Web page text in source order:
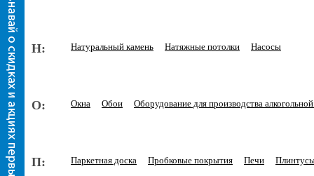
Н: Натуральный камень Натяжные потолки Насосы
О: Окна Обои Оборудование для производства
П: Паркетная доска Пробковые покрытия Печи